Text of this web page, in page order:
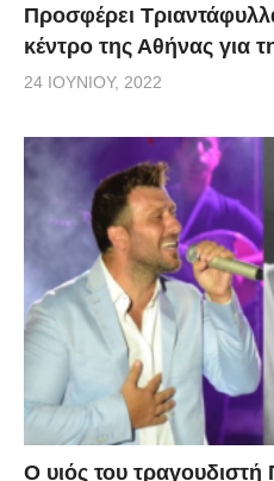
Προσφέρει
κέντρο της Αθήνας για
24 ΙΟΥΝΊΟΥ, 2022
O υιός του